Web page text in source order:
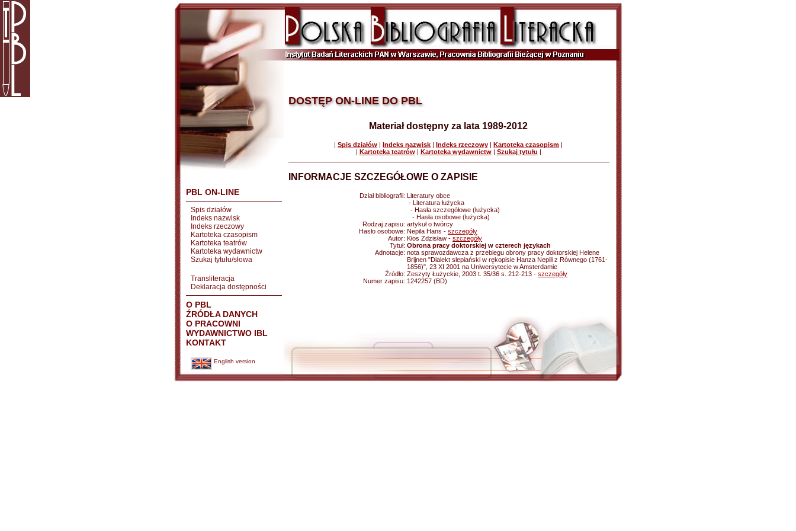
PBL ON-LINE
Spis działów
Indeks nazwisk
Indeks rzeczowy
Kartoteka czasopism
Kartoteka teatrów
Kartoteka wydawnictw
Szukaj tytułu/słowa
Transliteracja
Deklaracja dostępności
O PBL
ŹRÓDŁA DANYCH
O PRACOWNI
WYDAWNICTWO IBL
KONTAKT
English version
DOSTĘP ON-LINE DO PBL
Materiał dostępny za lata 1989-2012
| Spis działów | Indeks nazwisk | Indeks rzeczowy | Kartoteka czasopism |
| Kartoteka teatrów| Kartoteka wydawnictw| Szukaj tytułu |
INFORMACJE SZCZEGÓŁOWE O ZAPISIE
Dział bibliografii: Literatury obce
- Literatura łużycka
- Hasła szczegółowe (łużycka)
- Hasła osobowe (łużycka)
Rodzaj zapisu: artykuł o twórcy
Hasło osobowe: Nepila Hans - szczegóły
Autor: Kłos Zdzisław - szczegóły
Tytuł: Obrona pracy doktorskiej w czterech językach
Adnotacje: nota sprawozdawcza z przebiegu obrony pracy doktorskiej Helene
Brijnen "Dialekt slepiański w rękopisie Hanza Nepili z Równego (1761-
1856)", 23 XI 2001 na Uniwersytecie w Amsterdamie
Źródło: Zeszyty Łużyckie, 2003 t. 35/36 s. 212-213 - szczegóły
Numer zapisu: 1242257 (BD)